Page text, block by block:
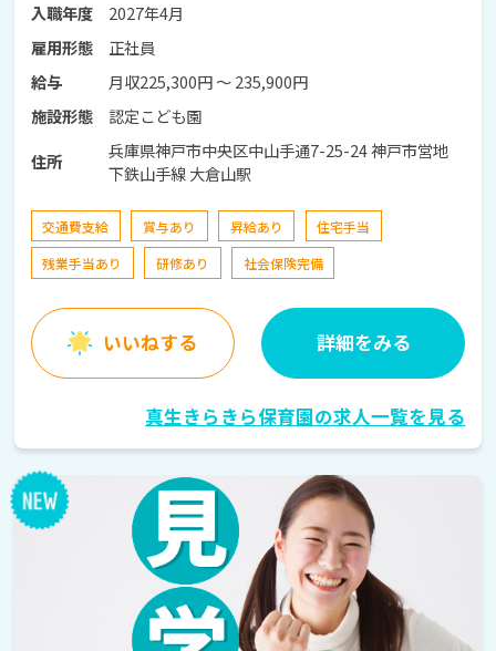
入職年度
2027年4月
雇用形態
正社員
給与
月収225,300円 〜 235,900円
施設形態
認定こども園
住所
兵庫県神戸市中央区中山手通7-25-24 神戸市営地
下鉄山手線 大倉山駅
交通費支給 賞与あり 昇給あり
住宅手当
残業手当あり
研修あり 社会保険完備
いいねする 詳細をみる
真生きらきら保育園の求人一覧を見る